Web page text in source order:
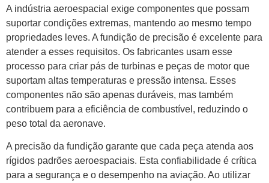
A indústria aeroespacial exige componentes que possam
suportar condições extremas, mantendo ao mesmo tempo
propriedades leves. A fundição de precisão é excelente para
atender a esses requisitos. Os fabricantes usam esse
processo para criar pás de turbinas e peças de motor que
suportam altas temperaturas e pressão intensa. Esses
componentes não são apenas duráveis, mas também
contribuem para a eficiência de combustível, reduzindo o
peso total da aeronave.
A precisão da fundição garante que cada peça atenda aos
rígidos padrões aeroespaciais. Esta confiabilidade é crítica
para a segurança e o desempenho na aviação. Ao utilizar